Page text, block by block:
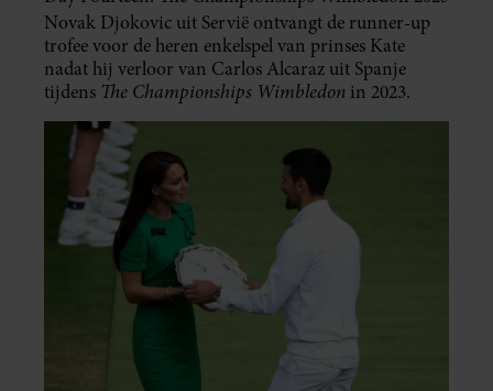
Novak Djokovic uit Servië ontvangt de runner-up
trofee voor de heren enkelspel van prinses Kate
nadat hij verloor van Carlos Alcaraz uit Spanje
tijdens The Championships Wimbledon in 2023.